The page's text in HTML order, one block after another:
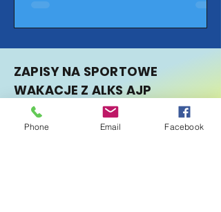
ZAPISY NA SPORTOWE
WAKACJE Z ALKS AJP
GORZÓW WLKP.
Phone Email Facebook